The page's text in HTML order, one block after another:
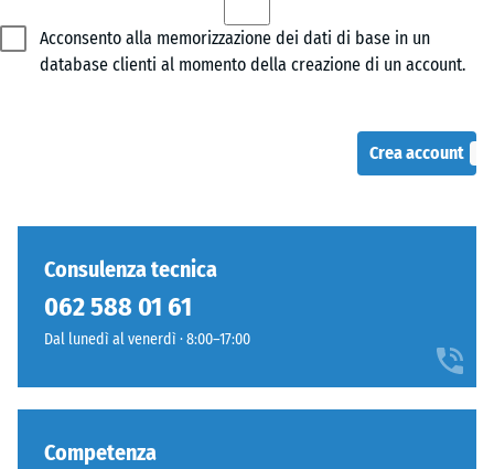
Acconsento alla memorizzazione dei dati di base in un
database clienti al momento della creazione di un account.
Crea account
Consulenza tecnica
062 588 01 61
Dal lunedì al venerdì · 8:00–17:00
Competenza